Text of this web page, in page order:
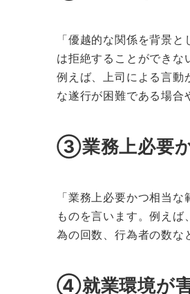
「優越的な関係を背景
は拒絶することができな
例えば、上司による言動
な遂行が困難である場合
③業務上必要
「業務上必要かつ相当
ものを言います。例え
為の回数、行為者の数な
④就業環境が